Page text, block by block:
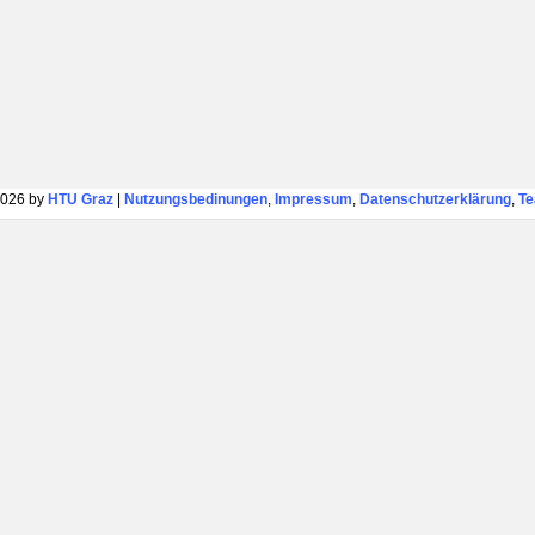
by HTU Graz| Nutzungsbedinungen, Impressum, Datenschutzerklärung,